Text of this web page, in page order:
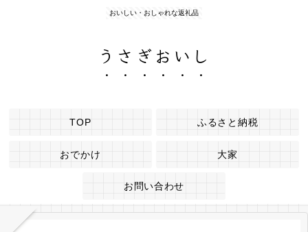
おいしい・おしゃれな返礼品
うさぎおいし
TOP ふるさと納税
おでかけ 大家
お問い合わせ